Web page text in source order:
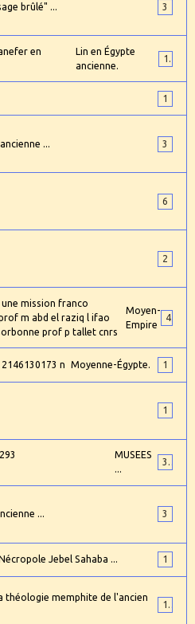
brûlé" ... 3
Lin en Égypte
ancienne.
1
1
... 3
6
2
Moyen-
Empire
Moyenne-Égypte. 1
1
MUSEES
...
3
... 3
Nécropole Jebel Sahaba ... 1
théologie memphite de l'ancien
1